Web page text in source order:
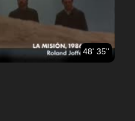
48' 35''